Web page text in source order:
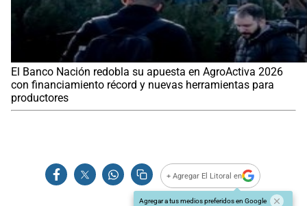
El Banco Nación redobla su apuesta en AgroActiva 2026
con financiamiento récord y nuevas herramientas para
productores
+ Agregar El Litoral en
Agregar a tus medios preferidos en Google